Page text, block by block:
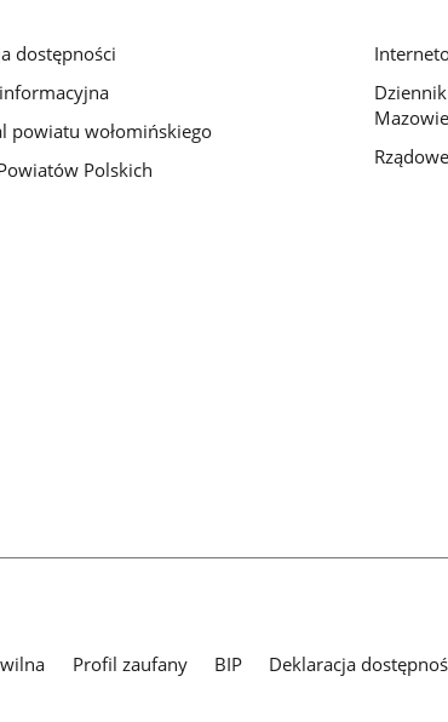
dostępności
powiatu wołomińskiego
Polskich
Profil zaufany BIP
Deklaracja